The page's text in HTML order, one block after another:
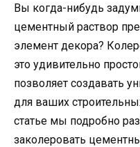
Вы когда-нибудь
цементный раствор
элемент декора?
это удивительно
позволяет создавать
для ваших
статье мы подробно
заколеровать